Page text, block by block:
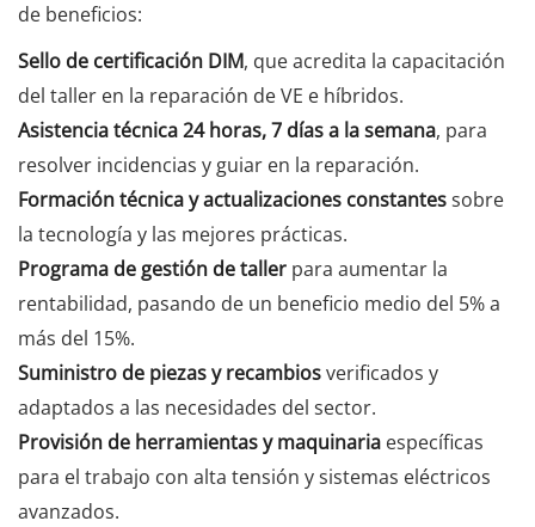
de beneficios:
Sello de certificación DIM, que acredita la capacitación
del taller en la reparación de VE e híbridos.
Asistencia técnica 24 horas, 7 días a la semana, para
resolver incidencias y guiar en la reparación.
Formación técnica y actualizaciones constantessobre
la tecnología y las mejores prácticas.
Programa de gestión de taller para aumentar la
rentabilidad, pasando de un beneficio medio del 5% a
más del 15%.
Suministro de piezas y recambiosverificados y
adaptados a las necesidades del sector.
Provisión de herramientas y maquinaria específicas
para el trabajo con alta tensión y sistemas eléctricos
avanzados.